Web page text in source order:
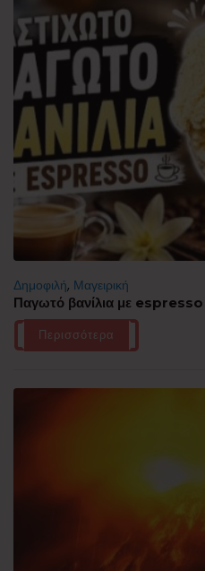
Δημοφιλή, Μαγειρική
Παγωτό βανίλια με
Περισσότερα